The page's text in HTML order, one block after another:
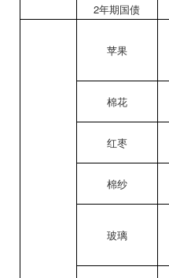
2年期国债
苹果
棉花
红枣
棉纱
玻璃